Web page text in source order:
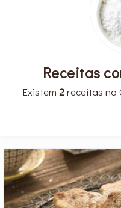
Receitas
Existem 2receitas na